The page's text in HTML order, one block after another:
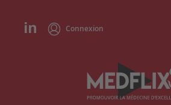
Connexion